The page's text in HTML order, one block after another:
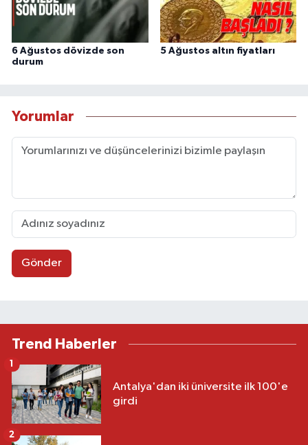
6 Ağustos dövizde son
durum
5 Ağustos altın fiyatları
Yorumlar
Gönder
Trend Haberler
Antalya'dan iki üniversite ilk 100'e
girdi
1
2